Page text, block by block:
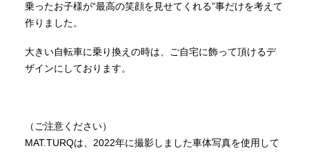
乗ったお子様が“最高の笑顔を見せてくれる”事だけを考えて
作りました。
大きい自転車に乗り換えの時は、ご自宅に飾って頂けるデ
ザインにしております。
（ご注意ください）
MAT.TURQは、2022年に撮影しました車体写真を使用して